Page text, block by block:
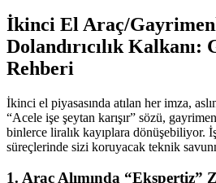
İkinci El Araç/
Dolandırıcılık Kalkanı:
Rehberi
İkinci el piyasasında atılan her imza,
“Acele işe şeytan karışır” sözü,
binlerce liralık kayıplara dönüşebiliyor.
süreçlerinde sizi koruyacak teknik
1. Araç Alımında “Ekspertiz”